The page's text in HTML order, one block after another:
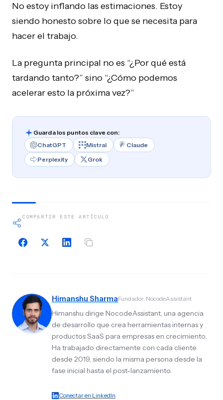
No estoy inflando las estimaciones. Estoy
siendo honesto sobre lo que se necesita para
hacer el trabajo.
La pregunta principal no es “¿Por qué está
tardando tanto?” sino “¿Cómo podemos
acelerar esto la próxima vez?”
Guarda los puntos clave con:
ChatGPT
Mistral
Claude
Perplexity
Grok
COMPARTIR ESTE ARTÍCULO
Himanshu SharmaFundador, NocodeAssistant
Himanshu dirige NocodeAssistant, una agencia
de desarrollo que crea herramientas internas y
productos SaaS para empresas en crecimiento.
Ha trabajado directamente con cada cliente
desde 2019, siendo la misma persona desde la
fase inicial hasta el post-lanzamiento.
Conectar en LinkedIn